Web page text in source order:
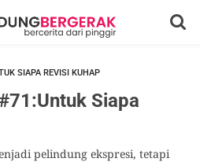
SIAPA REVISI KUHAP
Siapa
pelindung ekspresi, tetapi